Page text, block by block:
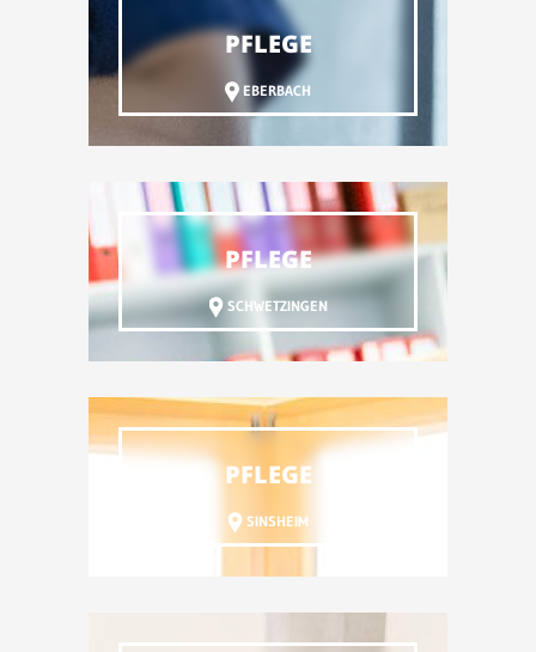
PFLEGE
EBERBACH
PFLEGE
SCHWETZINGEN
PFLEGE
SINSHEIM